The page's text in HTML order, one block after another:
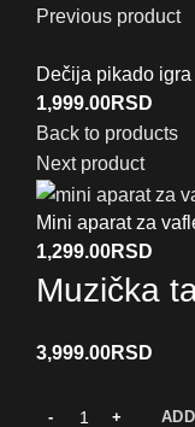
Previous product
Dečija pikado igra
1,999.00RSD
Back to products
Next product
Mini aparat za
1,299.00RSD
Muzička
3,999.00RSD